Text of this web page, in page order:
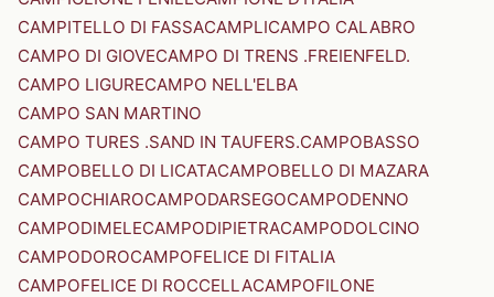
CAMPITELLO DI FASSACAMPLICAMPO CALABRO
CAMPO DI GIOVECAMPO DI TRENS .FREIENFELD.
CAMPO LIGURECAMPO NELL'ELBA
CAMPO SAN MARTINO
CAMPO TURES .SAND IN TAUFERS.CAMPOBASSO
CAMPOBELLO DI LICATACAMPOBELLO DI MAZARA
CAMPOCHIAROCAMPODARSEGOCAMPODENNO
CAMPODIMELECAMPODIPIETRACAMPODOLCINO
CAMPODOROCAMPOFELICE DI FITALIA
CAMPOFELICE DI ROCCELLACAMPOFILONE